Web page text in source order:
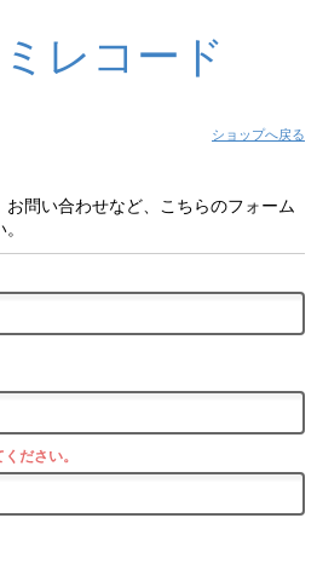
レコード
ショップへ戻る
問い合わせなど、こちらのフォーム
ださい。